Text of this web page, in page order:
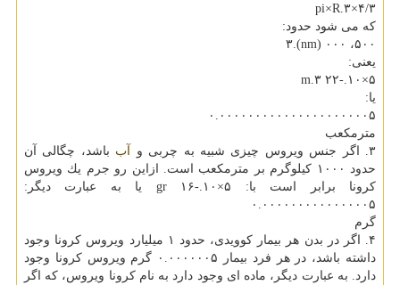
۴/۳×pi×R.۳
كه می شود حدود:
۵۰۰، ۰۰۰ (nm).۳
یعنی:
۵×۱۰.-۲۲ m.۳
یا:
۰.۰۰۰۰۰۰۰۰۰۰۰۰۰۰۰۰۰۰۰۰۰۵
مترمكعب
۳. اگر جنس ویروس چیزی شبیه به چربی و
آب باشد، چگالی آن
حدود ۱۰۰۰ كیلوگرم بر مترمكعب است. ازاین رو جرم یك ویروس
كرونا برابر است با: ۵×۱۰.-۱۶ gr یا به عبارت دیگر:
۰.۰۰۰۰۰۰۰۰۰۰۰۰۰۰۰۵
گرم
۴. اگر در بدن هر بیمار كوویدی، حدود ۱ میلیارد ویروس كرونا وجود
داشته باشد، در هر فرد بیمار ۰.۰۰۰۰۰۰۵ گرم ویروس كرونا وجود
دارد. به عبارت دیگر، ماده ای وجود دارد به نام كرونا ویروس، كه اگر